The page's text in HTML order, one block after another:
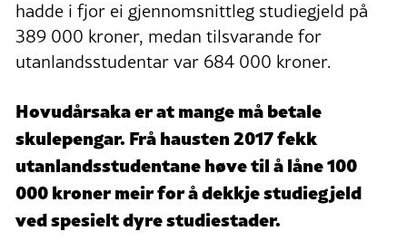
hadde i fjor ei gjennomsnittleg studiegjeld på
389 000 kroner, medan tilsvarande for
utanlandsstudentar var 684 000 kroner.
Hovudårsaka er at mange må betale
skulepengar. Frå hausten 2017 fekk
utanlandsstudentane høve til å låne 100
000 kroner meir for å dekkje studiegjeld
ved spesielt dyre studiestader.